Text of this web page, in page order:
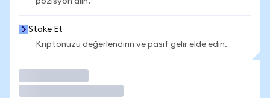
Stake Et
Kriptonuzu değerlendirin ve pasif gelir elde edin.